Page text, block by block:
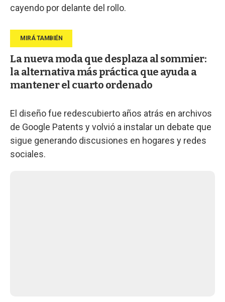
cayendo por delante del rollo.
La nueva moda que desplaza al sommier:
la alternativa más práctica que ayuda a
mantener el cuarto ordenado
El diseño fue redescubierto años atrás en archivos
de Google Patents y volvió a instalar un debate que
sigue generando discusiones en hogares y redes
sociales.